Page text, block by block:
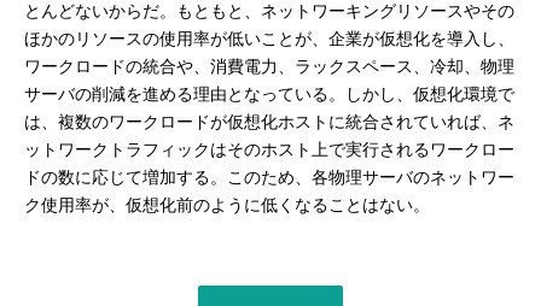
とんどないからだ。もともと、ネットワーキングリソースやその
ほかのリソースの使用率が低いことが、企業が仮想化を導入し、
ワークロードの統合や、消費電力、ラックスペース、冷却、物理
サーバの削減を進める理由となっている。しかし、仮想化環境で
は、複数のワークロードが仮想化ホストに統合されていれば、ネ
ットワークトラフィックはそのホスト上で実行されるワークロー
ドの数に応じて増加する。このため、各物理サーバのネットワー
ク使用率が、仮想化前のように低くなることはない。